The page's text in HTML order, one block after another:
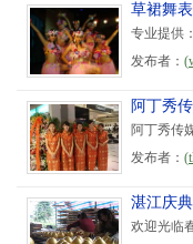
草裙舞
专业提供
发布者： (
阿丁秀
阿丁秀传
发布者： (
湛江庆
欢迎光临